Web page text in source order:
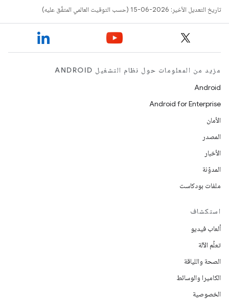
تاريخ التعديل الأخير: 2026-06-15 (حسب التوقيت العالمي المتفَّق عليه)
مزيد من المعلومات حول نظام التشغيل ANDROID
Android
Android for Enterprise
الأمان
المصدر
الأخبار
المدوّنة
ملفات بودكاست
استكشاف
ألعاب فيديو
تعلُم الآلة
الصحة واللياقة
الكاميرا والوسائط
الخصوصية